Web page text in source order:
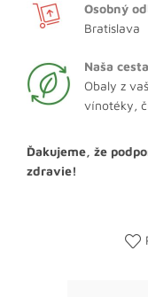
Osobný
Bratislava
Naša
Obaly z
vínotéky,
Ďakujeme, že
zdravie!